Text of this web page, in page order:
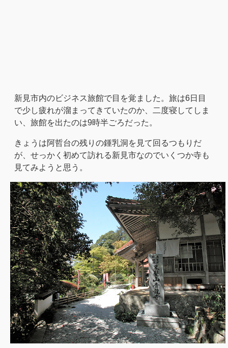
新見市内のビジネス旅館で目を覚ました。旅は6日目
で少し疲れが溜まってきていたのか、二度寝してしま
い、旅館を出たのは9時半ごろだった。
きょうは阿哲台の残りの鍾乳洞を見て回るつもりだ
が、せっかく初めて訪れる新見市なのでいくつか寺も
見てみようと思う。